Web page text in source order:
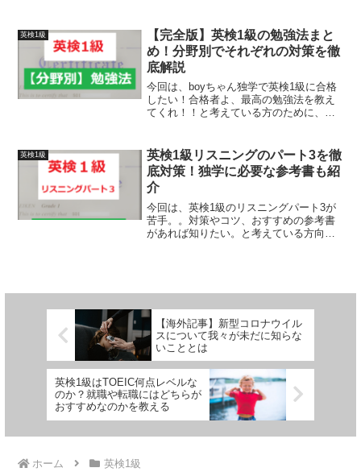
検1級の単語って、バカ難しいですよ
ね。。私も単語学習には相当...
英検1級
【完全版】英検1級の勉強法まと
め！分野別でそれぞれの対策を徹
底解説
今回は、boyちゃん独学で英検1級に合格
したい！合格者よ、最高の勉強法を教え
てくれ！！と考えている方のために、分
て本当に独学で合格できるの？」と思わ
れる方も多いかもし...
英検1級
英検1級リスニングのパート3を徹
底対策！独学に必要な参考書も紹
介
今回は、英検1級のリスニングパート3が
苦手。。対策やコツ、おすすめの参考書
があれば知りたい。と考えている方向け
【海外記事】新型コロナウイル
スについて我々が未だに知らな
いこととは
英検1級はTOEIC何点レベルな
のか？就職や転職にはどちらが
おすすめなのかを教える
ホーム 英検1級